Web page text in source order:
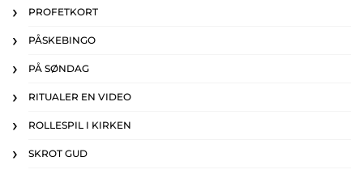
PROFETKORT
PÅSKEBINGO
PÅ SØNDAG
RITUALER EN VIDEO
ROLLESPIL I KIRKEN
SKROT GUD